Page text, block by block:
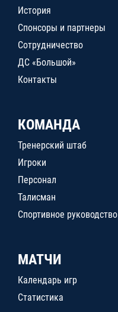
История
Спонсоры и партнеры
Сотрудничество
ДС «Большой»
Контакты
КОМАНДА
Тренерский штаб
Игроки
Персонал
Талисман
Спортивное руководство
МАТЧИ
Календарь игр
Статистика